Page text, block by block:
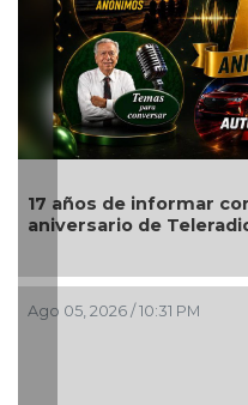
de informar con
de
2026 / 10:31 PM